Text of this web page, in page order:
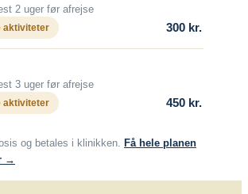
(rabies)
(Rabipur)
kontakt med
tæt kontakt med
2 uger før afrejse
aktiviteter
300 kr.
3 uger før afrejse
aktiviteter
450 kr.
og betales i klinikken. Få hele planen
→